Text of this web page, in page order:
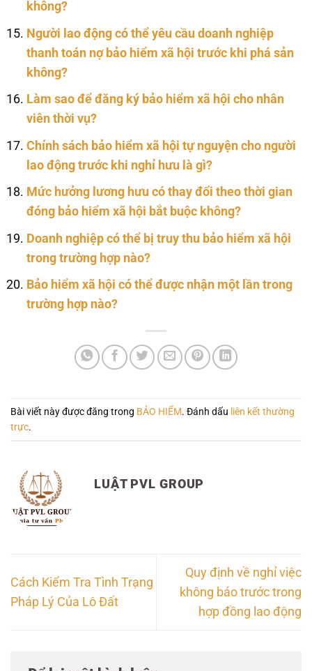
không?
Người lao động có thể yêu cầu doanh nghiệp
thanh toán nợ bảo hiểm xã hội trước khi phá sản
không?
Làm sao để đăng ký bảo hiểm xã hội cho nhân
viên thời vụ?
Chính sách bảo hiểm xã hội tự nguyện cho người
lao động trước khi nghỉ hưu là gì?
Mức hưởng lương hưu có thay đổi theo thời gian
đóng bảo hiểm xã hội bắt buộc không?
Doanh nghiệp có thể bị truy thu bảo hiểm xã hội
trong trường hợp nào?
Bảo hiểm xã hội có thể được nhận một lần trong
trường hợp nào?
Bài viết này được đăng trong BẢO HIỂM. Đánh dấu liên kết thường
trực.
LUẬT PVL GROUP
Cách Kiểm Tra Tình Trạng
Pháp Lý Của Lô Đất
Quy định về nghỉ việc
không báo trước trong
hợp đồng lao động